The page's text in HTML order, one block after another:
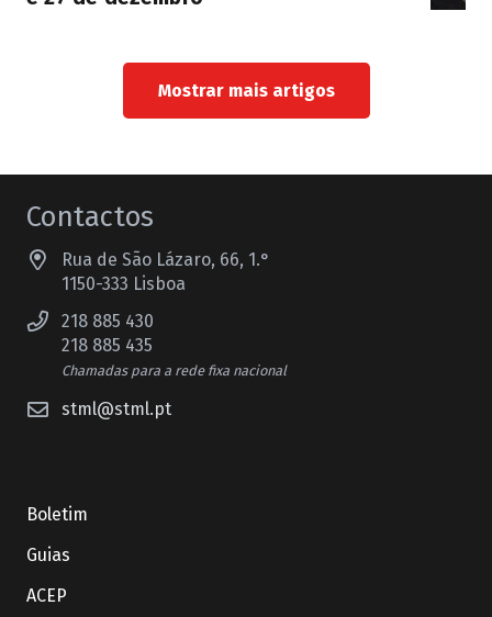
Mostrar mais artigos
Contactos
Rua de São Lázaro, 66, 1.°
1150-333 Lisboa
218 885 430
218 885 435
Chamadas para a rede fixa nacional
stml@stml.pt
Boletim
Guias
ACEP